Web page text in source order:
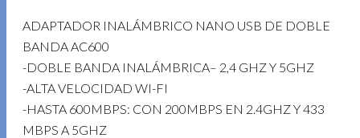
ADAPTADOR INALÁMBRICO NANO USB DE DOBLE
BANDA AC600
-DOBLE BANDA INALÁMBRICA– 2,4 GHZ Y 5GHZ
-ALTA VELOCIDAD WI-FI
-HASTA 600MBPS: CON 200MBPS EN 2.4GHZ Y 433
MBPS A 5GHZ